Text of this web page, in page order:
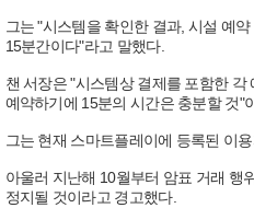
그는 "시스템을 확인한 결과, 시설 예
15분간이다"라고 말했다.
챈 서장은 "시스템상 결제를 포함한
예약하기에 15분의 시간은 충분할 것"
그는 현재 스마트플레이에 등록된 이
아울러 지난해 10월부터 암표 거래 행
정지될 것이라고 경고했다.